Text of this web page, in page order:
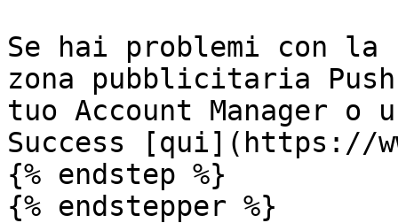
Se hai problemi con
zona pubblicitaria
tuo Account Manager o
Success [qui](https://
{% endstep %}
{% endstepper %}